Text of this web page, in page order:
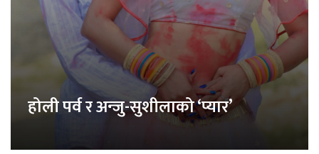
होली पर्व र अन्जु-सुशीलाको ‘प्यार’